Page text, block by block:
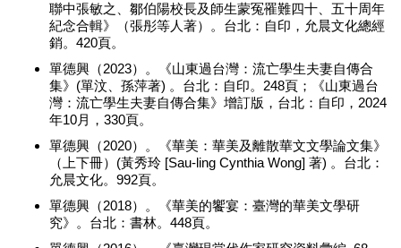
聯中張敏之、鄒伯陽校長及師生蒙冤罹難四十、五十周年
紀念合輯》（張彤等人著）。台北：自印，允晨文化總經
銷。420頁。
單德興（2023）。《山東過台灣：流亡學生夫妻自傳合
集》(單汶、孫萍著) 。台北：自印。248頁；《山東過台
灣：流亡學生夫妻自傳合集》增訂版，台北：自印，2024
年10月，330頁。
單德興（2020）。《華美：華美及離散華文文學論文集》
（上下冊）(黃秀玲 [Sau-ling Cynthia Wong] 著) 。台北：
允晨文化。992頁。
單德興（2018）。《華美的饗宴：臺灣的華美文學研
究》。台北：書林。448頁。